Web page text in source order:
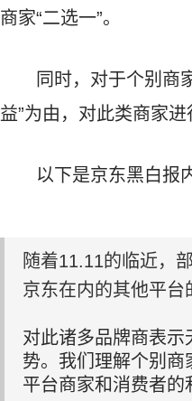
商家“二选一”。
同时，对于个别商
益”为由，对此类商家
以下是京东黑白报
随着11.11的临近，
京东在内的其他平台
对此诸多品牌商表
势。我们理解个别
平台商家和消费者的